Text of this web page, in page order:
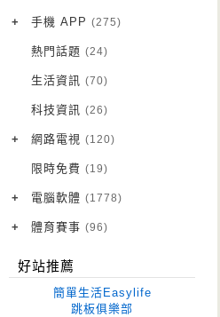
字體下載
網站推薦
iOS 遊戲
網頁遊戲
電腦遊戲
+ 手機 APP (275)
Android 軟體
iOS 軟體
Root 相關
越獄JB
熱門話題 (24)
生活資訊 (70)
科技資訊 (26)
+ 網路電視 (120)
電視影集
電視節目
限時免費 (19)
+ 電腦軟體 (1778)
作業系統
優化軟體 (38)
光碟工具 (33)
+ 體育賽事 (96)
好站推薦
簡單生活Easylife
跳板俱樂部